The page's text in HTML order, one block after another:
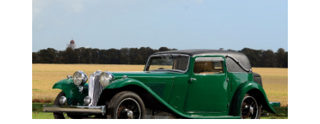
Подвеска - на полуэллиптических рессорах
Амортизаторы – механические регулируемые
тип «Andre Hartford»
Тормозная система - механическая
Колеса - Dunlop, камерные 4.75х18